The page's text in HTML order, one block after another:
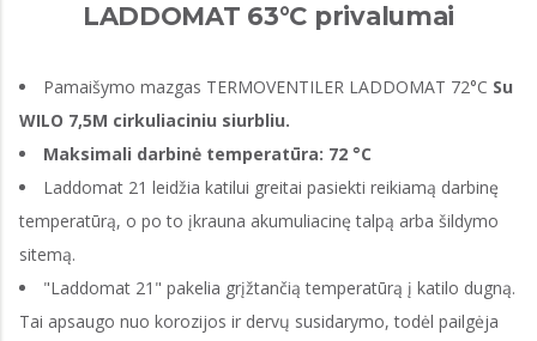
LADDOMAT 63°C privalumai
Pamaišymo mazgas TERMOVENTILER LADDOMAT 72°C Su
WILO 7,5M cirkuliaciniu siurbliu.
Maksimali darbinė temperatūra: 72 °C
Laddomat 21 leidžia katilui greitai pasiekti reikiamą darbinę
temperatūrą, o po to įkrauna akumuliacinę talpą arba šildymo
sitemą.
"Laddomat 21" pakelia grįžtančią temperatūrą į katilo dugną.
Tai apsaugo nuo korozijos ir dervų susidarymo, todėl pailgėja